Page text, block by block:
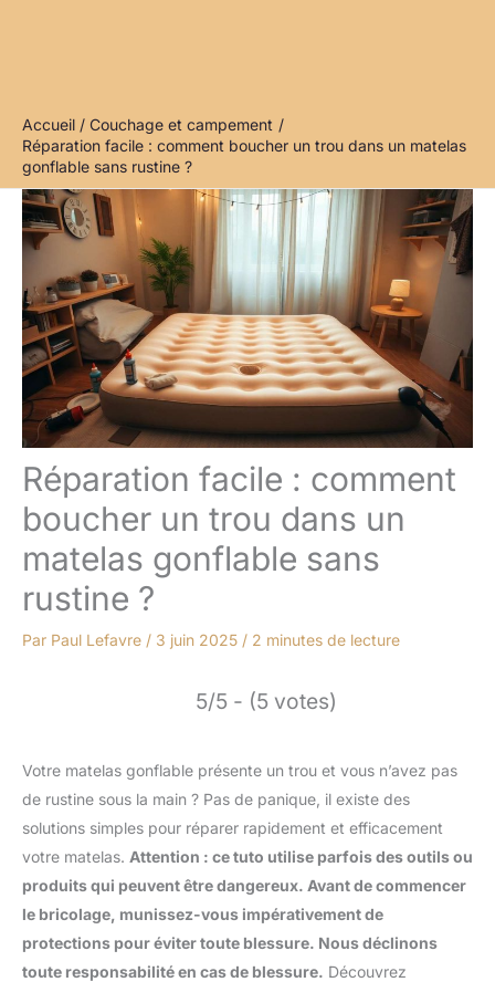
Accueil
Couchage et campement
Réparation facile : comment boucher un trou dans un matelas
gonflable sans rustine ?
Réparation facile : comment
boucher un trou dans un
matelas gonflable sans
rustine ?
Par Paul Lefavre / 3 juin 2025 / 2 minutes de lecture
5/5 - (5 votes)
Votre matelas gonflable présente un trou et vous n’avez pas
de rustine sous la main ? Pas de panique, il existe des
solutions simples pour réparer rapidement et efficacement
votre matelas. Attention : ce tuto utilise parfois des outils ou
produits qui peuvent être dangereux. Avant de commencer
le bricolage, munissez-vous impérativement de
protections pour éviter toute blessure. Nous déclinons
toute responsabilité en cas de blessure. Découvrez